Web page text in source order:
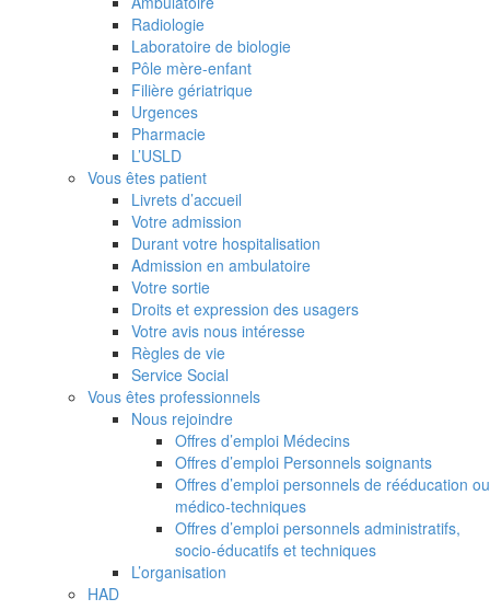
Radiologie
Laboratoire de biologie
Pôle mère-enfant
Filière gériatrique
Urgences
Pharmacie
L’USLD
Vous êtes patient
Livrets d’accueil
Votre admission
Durant votre hospitalisation
Admission en ambulatoire
Votre sortie
Droits et expression des usagers
Votre avis nous intéresse
Règles de vie
Service Social
Vous êtes professionnels
Nous rejoindre
Offres d’emploi Médecins
Offres d’emploi Personnels soignants
Offres d’emploi personnels de rééducation ou
médico-techniques
Offres d’emploi personnels administratifs,
socio-éducatifs et techniques
L’organisation
HAD